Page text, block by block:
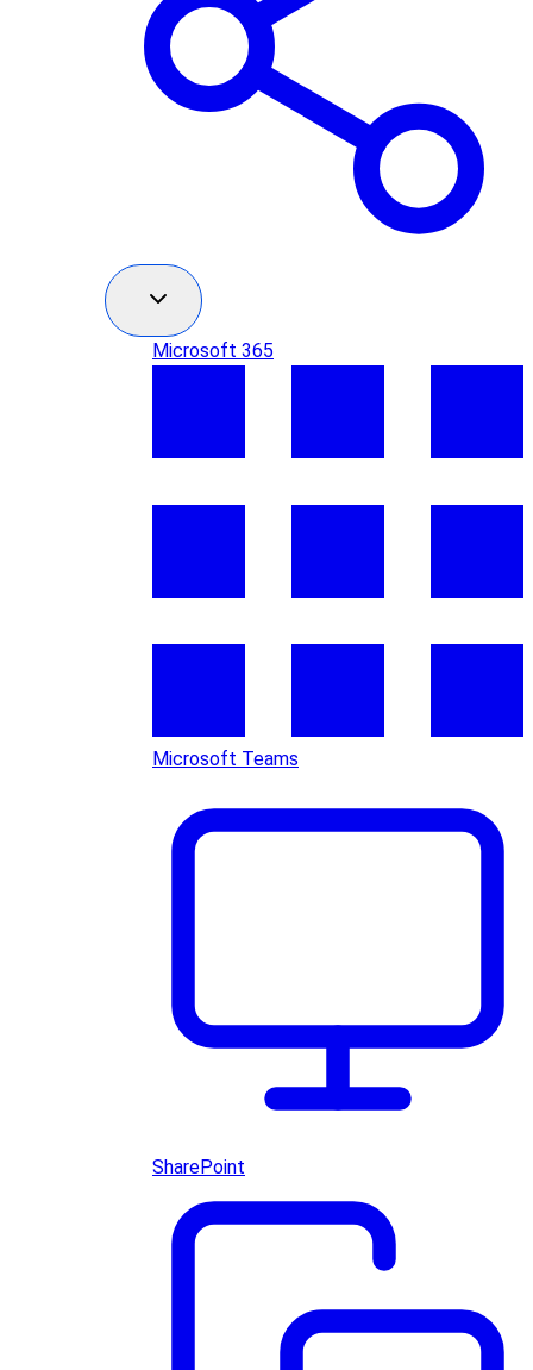
Microsoft 365
Microsoft Teams
SharePoint